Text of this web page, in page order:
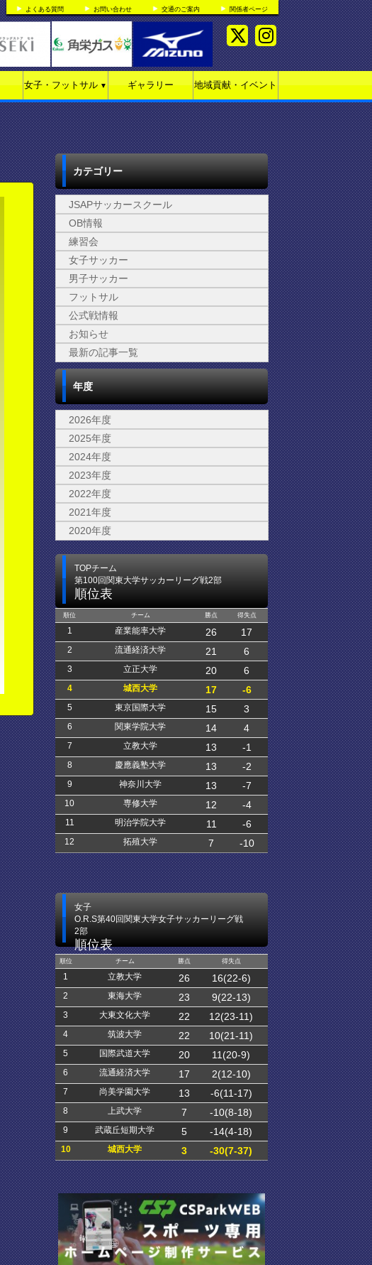
よくある質問 お問い合わせ 交通のご案内 関係者ページ
女子・フットサル▼ ギャラリー 地域貢献・イベント
カテゴリー
JSAPサッカースクール
OB情報
練習会
女子サッカー
男子サッカー
フットサル
公式戦情報
お知らせ
最新の記事一覧
年度
2026年度
2025年度
2024年度
2023年度
2022年度
2021年度
2020年度
TOPチーム
第100回関東大学サッカーリーグ戦2部
順位表
順位 チーム 勝点 得失点
1 産業能率大学 26 17
2 流通経済大学 21 6
3 立正大学 20 6
4 城西大学 17 -6
5 東京国際大学 15 3
6 関東学院大学 14 4
7 立教大学 13 -1
8 慶應義塾大学 13 -2
9 神奈川大学 13 -7
10 専修大学 12 -4
11 明治学院大学 11 -6
12 拓殖大学 7 -10
女子
O.R.S第40回関東大学女子サッカーリーグ戦
2部
順位表
順位 チーム 勝点 得失点
1 立教大学 26 16(22-6)
2 東海大学 23 9(22-13)
3 大東文化大学 22 12(23-11)
4 筑波大学 22 10(21-11)
5 国際武道大学 20 11(20-9)
6 流通経済大学 17 2(12-10)
7 尚美学園大学 13 -6(11-17)
8 上武大学 7 -10(8-18)
9 武蔵丘短期大学 5 -14(4-18)
10 城西大学 3 -30(7-37)